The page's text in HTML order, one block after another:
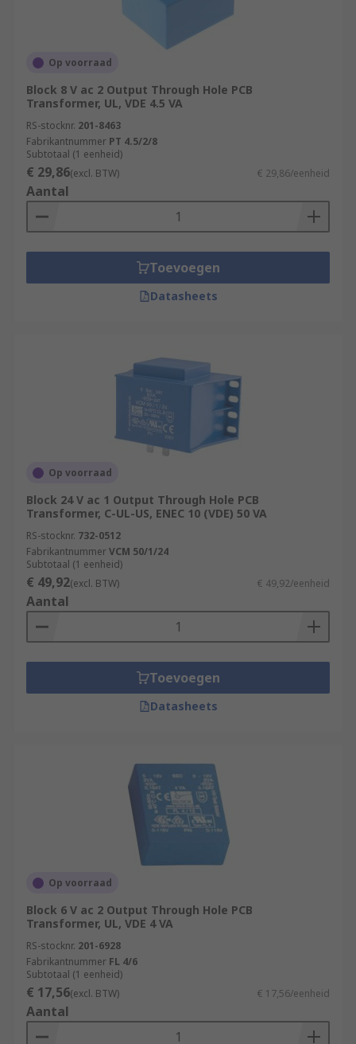
Op voorraad
Block 8 V ac 2 Output Through Hole PCB
Transformer, UL, VDE 4.5 VA
RS-stocknr. 201-8463
Fabrikantnummer PT 4.5/2/8
Subtotaal (1 eenheid)
€ 29,86(excl. BTW) € 29,86/eenheid
Aantal
Toevoegen
Datasheets
Op voorraad
Block 24 V ac 1 Output Through Hole PCB
Transformer, C-UL-US, ENEC 10 (VDE) 50 VA
RS-stocknr. 732-0512
FabrikantnummerVCM 50/1/24
Subtotaal (1 eenheid)
€ 49,92(excl. BTW) € 49,92/eenheid
Aantal
Toevoegen
Datasheets
Op voorraad
Block 6 V ac 2 Output Through Hole PCB
Transformer, UL, VDE 4 VA
RS-stocknr. 201-6928
Fabrikantnummer FL 4/6
Subtotaal (1 eenheid)
€ 17,56(excl. BTW) € 17,56/eenheid
Aantal